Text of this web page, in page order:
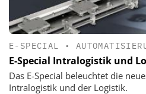
E-SPECIAL •
E-Special Intralogistik und
Das E-Special beleuchtet die
Intralogistik und der Logistik.